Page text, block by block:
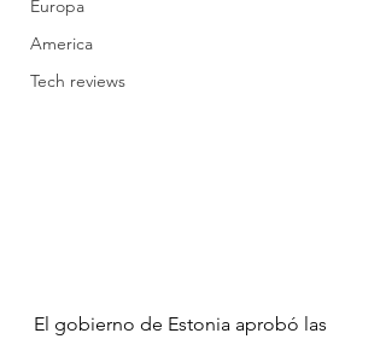
Europa
America
Tech reviews
El gobierno de Estonia aprobó las